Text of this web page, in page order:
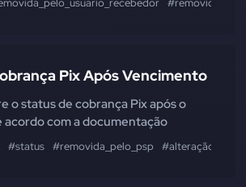
Pix Após Vencimento
o status de cobrança Pix após o
com a documentação
#status #removida_pelo_psp #alteração